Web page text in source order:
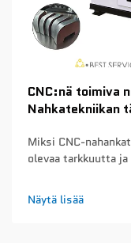
CNC:nä toimiva
Nahkatekniikan
Miksi CNC-
olevaa tarkkuutta
tarkkuuden joka
Näytä lisää